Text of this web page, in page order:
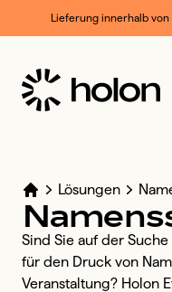
Lieferung innerhalb
Lösungen
Sind Sie auf der
für den Druck von
Veranstaltung? Holon